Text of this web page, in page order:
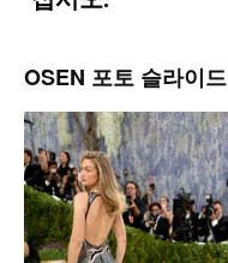
OSEN 포토 슬라이드